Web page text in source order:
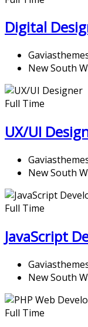
Digital
New South
Full Time
UX/UI
New South
Full Time
JavaScript
New South
Full Time